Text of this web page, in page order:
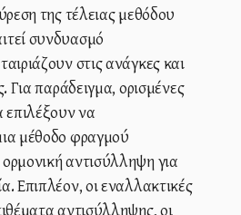
της τέλειας μεθόδου
συνδυασμό
στις ανάγκες και
Για παράδειγμα, ορισμένες
επιλέξουν να
μέθοδο φραγμού
αντισύλληψη για
Επιπλέον, οι εναλλακτικές
αντισύλληψης, οι